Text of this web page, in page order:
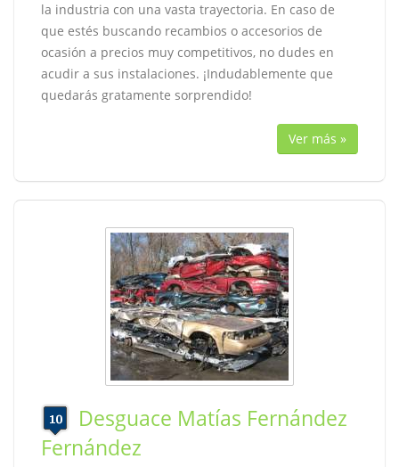
la industria con una vasta trayectoria. En caso de
que estés buscando recambios o accesorios de
ocasión a precios muy competitivos, no dudes en
acudir a sus instalaciones. ¡Indudablemente que
quedarás gratamente sorprendido!
Ver más »
Desguace Matías Fernández
Fernández